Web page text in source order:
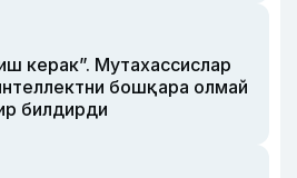
керак”. Мутахассислар
бошқара олмай
билдирди